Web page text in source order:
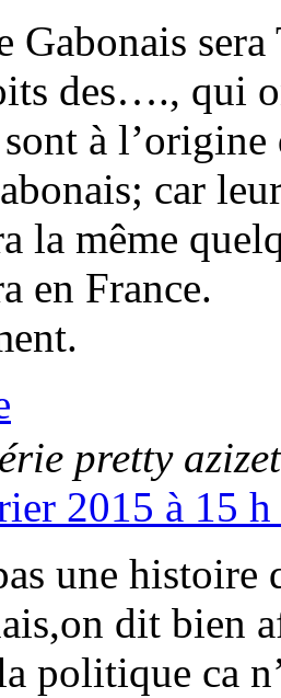
Gabonais
des…., qui
à
car
la même
en France.
pretty azizet
2015 à 15
une
dit bien
politique ca